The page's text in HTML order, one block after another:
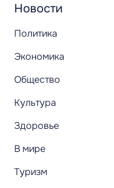
Новости
Политика
Экономика
Общество
Культура
Здоровье
В мире
Туризм